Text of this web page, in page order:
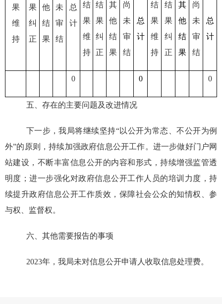
果
维
持
果
纠
正
他
结
果
未
审
结
总
计
结
果
维
持
结
果
纠
正
其
他
结
果
尚
未
审
结
总
计
结
果
维
持
结
果
纠
正
其
他
结
果
尚
未
审
结
总
计
0 0 0
五、存在的主要问题及改进情况
下一步，我局将继续坚持“以公开为常态、不公开为例
外”的原则，持续加强政府信息公开工作。 进一步做好门户网
站建设，不断丰富信息公开的内容和形式，持续增强监管透
明度；进一步强化对政府信息公开工作人员的培训力度，持
续提升政府信息公开工作质效，保障社会公众的知情权、参
与权、监督权。
六、其他需要报告的事项
2023年，我局未对信息公开申请人收取信息处理费。